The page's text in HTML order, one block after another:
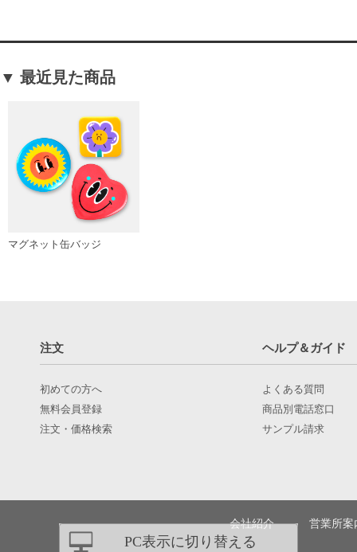
▼ 最近見た商品
マグネット缶バッジ
注文 ヘルプ＆ガイド
初めての方へ
無料会員登録
注文・価格検索
よくある質問
商品別電話窓口
サンプル請求
会社紹介 営業所案
PC表示に切り替える